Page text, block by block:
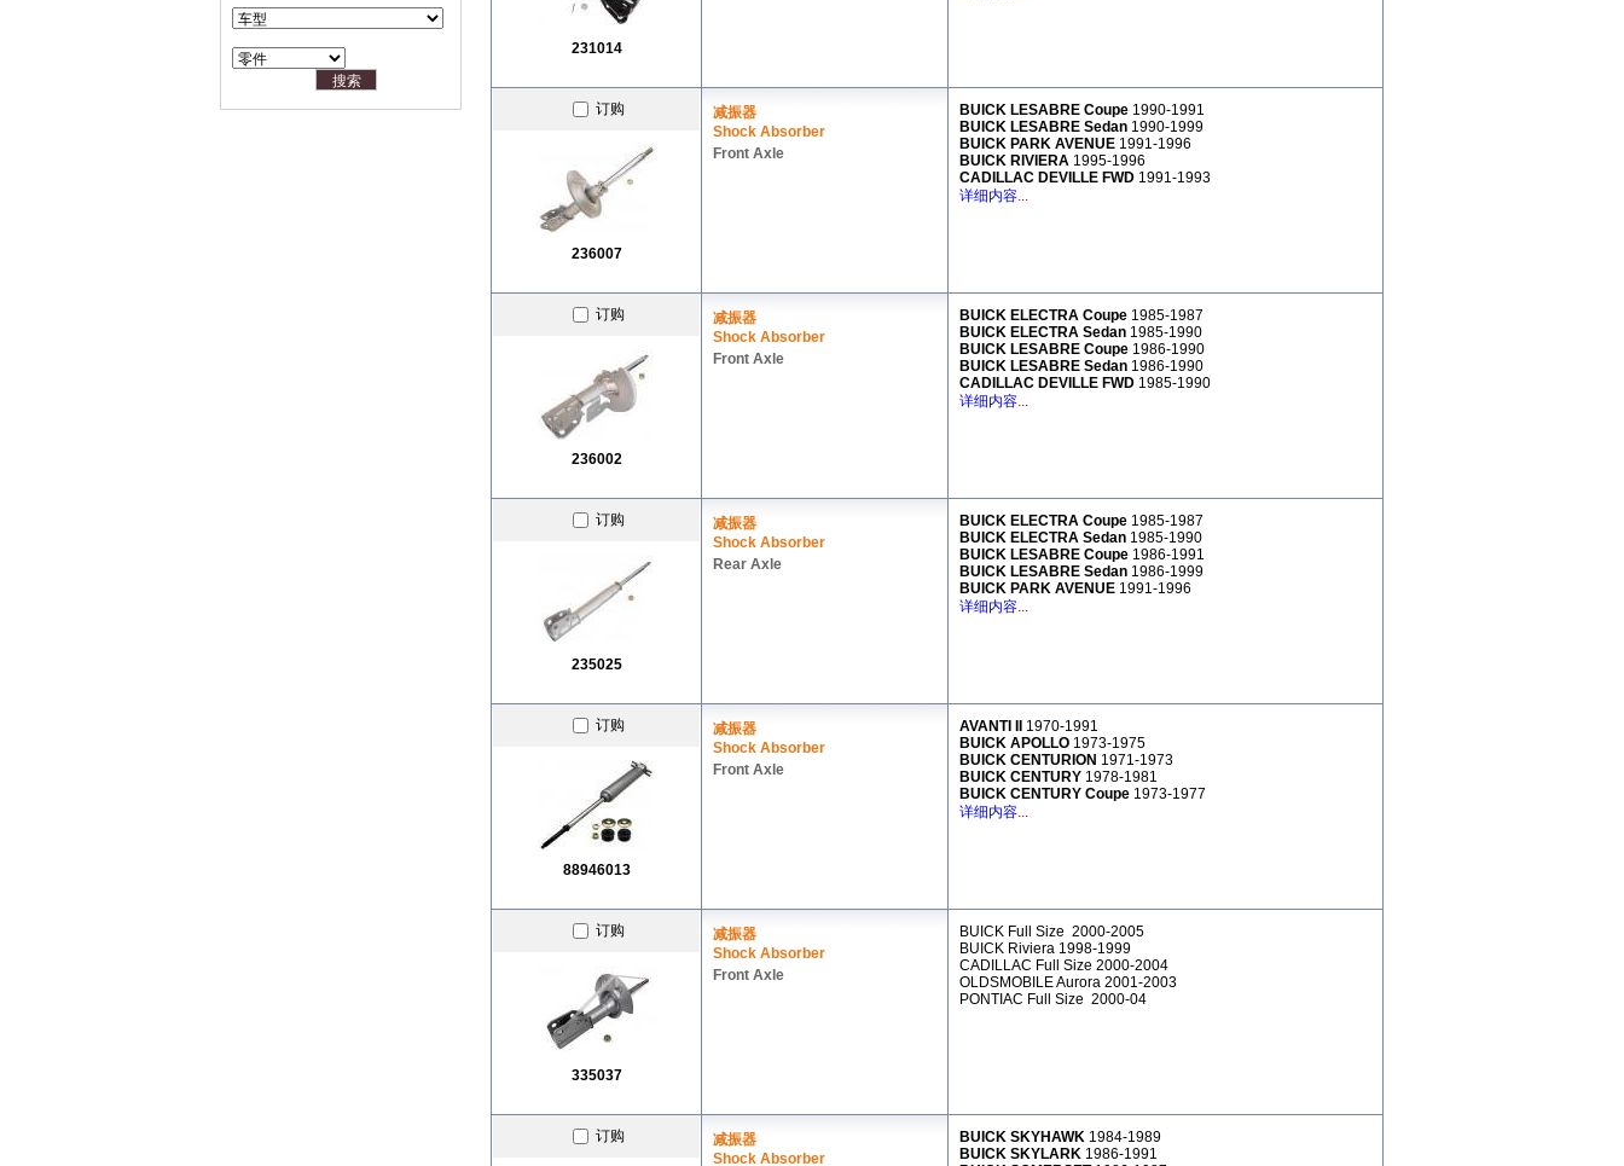
231014
订购
236007
减振器
Shock Absorber
Front Axle
BUICK LESABRE Coupe 1990-1991
BUICK LESABRE Sedan 1990-1999
BUICK PARK AVENUE 1991-1996
BUICK RIVIERA 1995-1996
CADILLAC DEVILLE FWD 1991-1993
详细内容...
订购
236002
减振器
Shock Absorber
Front Axle
BUICK ELECTRA Coupe 1985-1987
BUICK ELECTRA Sedan 1985-1990
BUICK LESABRE Coupe 1986-1990
BUICK LESABRE Sedan 1986-1990
CADILLAC DEVILLE FWD 1985-1990
详细内容...
订购
235025
减振器
Shock Absorber
Rear Axle
BUICK ELECTRA Coupe 1985-1987
BUICK ELECTRA Sedan 1985-1990
BUICK LESABRE Coupe 1986-1991
BUICK LESABRE Sedan 1986-1999
BUICK PARK AVENUE 1991-1996
详细内容...
订购
88946013
减振器
Shock Absorber
Front Axle
AVANTI II 1970-1991
BUICK APOLLO 1973-1975
BUICK CENTURION 1971-1973
BUICK CENTURY 1978-1981
BUICK CENTURY Coupe 1973-1977
详细内容...
订购
335037
减振器
Shock Absorber
Front Axle
BUICK Full Size 2000-2005
BUICK Riviera 1998-1999
CADILLAC Full Size 2000-2004
OLDSMOBILE Aurora 2001-2003
PONTIAC Full Size 2000-04
订购
减振器
Shock Absorber
BUICK SKYHAWK 1984-1989
BUICK SKYLARK 1986-1991